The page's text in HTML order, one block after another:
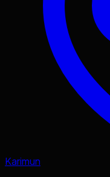
Karimun